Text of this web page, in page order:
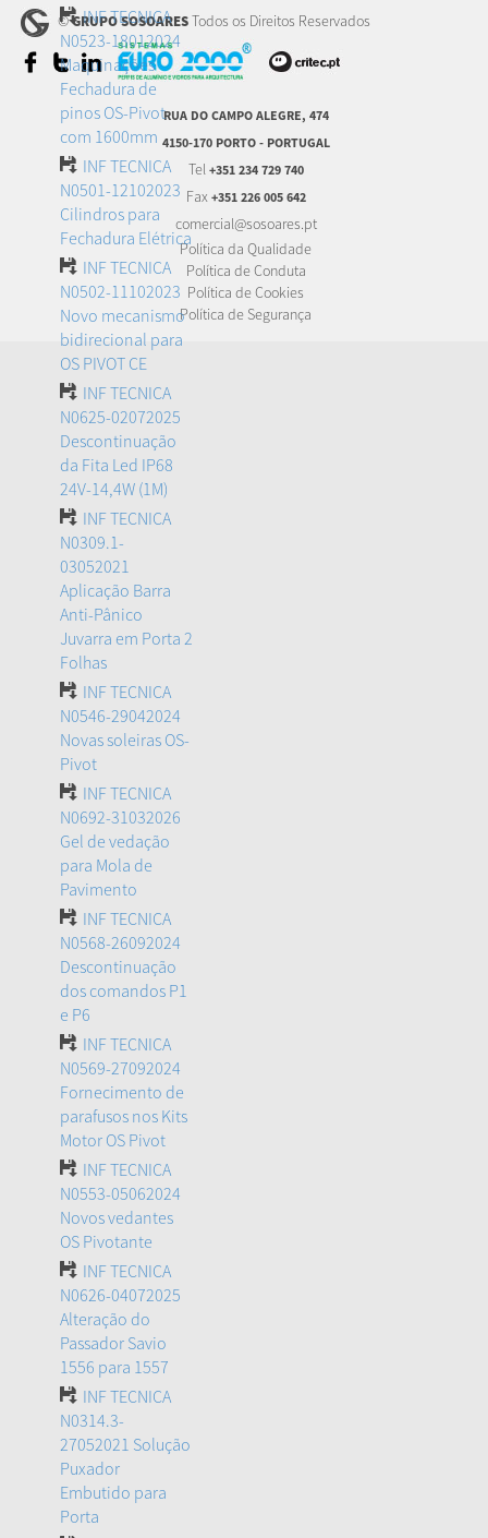
INF TECNICA
N0523-18012024
Maquinações
Fechadura de
pinos OS-Pivot
com 1600mm
INF TECNICA
N0501-12102023
Cilindros para
Fechadura Elétrica
INF TECNICA
N0502-11102023
Novo mecanismo
bidirecional para
OS PIVOT CE
INF TECNICA
N0625-02072025
Descontinuação
da Fita Led IP68
24V-14,4W (1M)
INF TECNICA
N0309.1-
03052021
Aplicação Barra
Anti-Pânico
Juvarra em Porta 2
Folhas
INF TECNICA
N0546-29042024
Novas soleiras OS-
Pivot
INF TECNICA
N0692-31032026
Gel de vedação
para Mola de
Pavimento
INF TECNICA
N0568-26092024
Descontinuação
dos comandos P1
e P6
INF TECNICA
N0569-27092024
Fornecimento de
parafusos nos Kits
Motor OS Pivot
INF TECNICA
N0553-05062024
Novos vedantes
OS Pivotante
INF TECNICA
N0626-04072025
Alteração do
Passador Savio
1556 para 1557
INF TECNICA
N0314.3-
27052021 Solução
Puxador
Embutido para
Porta
©GRUPO SOSOARESTodos os Direitos Reservados
RUA DO CAMPO ALEGRE, 474
4150-170 PORTO - PORTUGAL
Tel +351 234 729 740
Fax +351 226 005 642
comercial@sosoares.pt
Política da Qualidade
Política de Conduta
Política de Cookies
Política de Segurança